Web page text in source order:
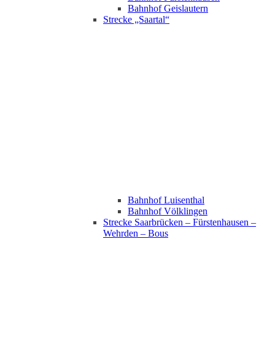
Bahnhof Geislautern
Strecke „Saartal“
Bahnhof Luisenthal
Bahnhof Völklingen
Strecke Saarbrücken – Fürstenhausen –
Wehrden – Bous